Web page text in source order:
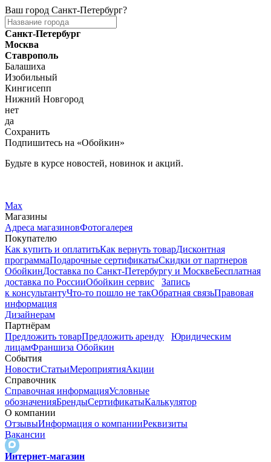
Ваш город Санкт-Петербург?
Санкт-Петербург
Москва
Ставрополь
Балашиха
Изобильный
Кингисепп
Нижний Новгород
нет
да
Сохранить
Подпишитесь на «Обойкин»
Будьте в курсе новостей, новинок и акций.
Max
Магазины
Адреса магазиновФотогалерея
Покупателю
Как купить и оплатитьКак вернуть товарДисконтная
программаПодарочные сертификатыСкидки от партнеров
ОбойкинДоставка по Санкт-Петербургу и МосквеБесплатная
доставка по РоссииОбойкин сервис
Запись
к консультантуЧто-то пошло не такОбратная связьПравовая
информация
Дизайнерам
Партнёрам
Предложить товарПредложить аренду
Юридическим
лицамФраншиза Обойкин
События
НовостиСтатьиМероприятияАкции
Справочник
Справочная информацияУсловные
обозначенияБрендыСертификатыКалькулятор
О компании
ОтзывыИнформация о компанииРеквизиты
Вакансии
Интернет-магазин